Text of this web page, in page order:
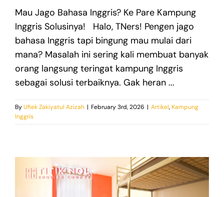
Mau Jago Bahasa Inggris? Ke Pare Kampung
Inggris Solusinya! Halo, TNers! Pengen jago
bahasa Inggris tapi bingung mau mulai dari
mana? Masalah ini sering kali membuat banyak
orang langsung teringat kampung Inggris
sebagai solusi terbaiknya. Gak heran ...
ByUfiek Zakiyatul Azizah | February 3rd, 2026 | Artikel, Kampung
Inggris